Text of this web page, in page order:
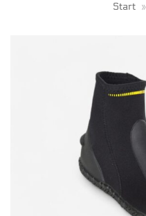
Start »